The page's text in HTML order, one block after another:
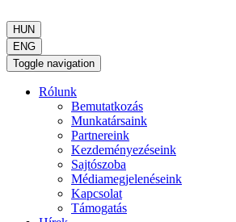
HUN
ENG
Toggle navigation
Rólunk
Bemutatkozás
Munkatársaink
Partnereink
Kezdeményezéseink
Sajtószoba
Médiamegjelenéseink
Kapcsolat
Támogatás